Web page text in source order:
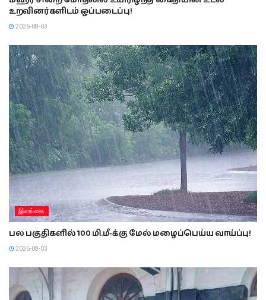
உறவினர்களிடம் ஒப்படைப்பு!
2026-08-03
இலங்கை
பல பகுதிகளில் 100 மி.மீ-க்கு மேல் மழைப்பெய்ய வாய்ப்பு!
2026-08-03